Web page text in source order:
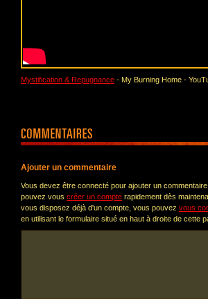
Mystification & Repugnance - My Burning Home -
Ajouter un commentaire
Vous devez être connecté pour ajouter un
pouvez vous créer un compte rapidement dès
vous disposez déjà d'un compte, vous pouvez vous
en utilisant le formulaire situé en haut à droite de cette